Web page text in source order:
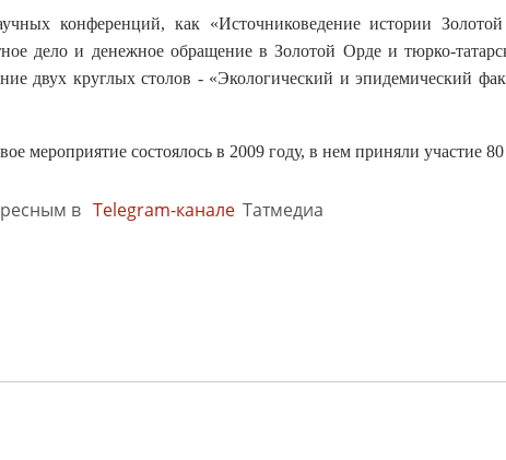
конференций, как «Источниковедение истории
дело и денежное обращение в Золотой Орде и тюрко-
двух круглых столов - «Экологический и эпидемический
мероприятие состоялось в 2009 году, в нем приняли участие
в Telegram-канале Татмедиа